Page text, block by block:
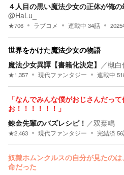
４人目の黒い魔法少女の正体が俺
@HaLu_
★706 ラブコメ 連載中 34話
世界をかけた魔法少女の物語
魔法少女異譚【書籍化決定】 ／槻白
★1,357 現代ファンタジー 連載中
「なんでみんな僕がおじさんだっ
お！！！！！！」
錬金先輩のバズレシピ！ ／双葉鳴
★2,463 現代ファンタジー 完結済56
奴隷ホムンクルスの自分が見たの
命だった